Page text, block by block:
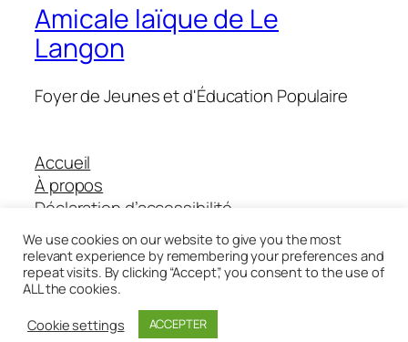
Amicale laïque de Le
Langon
Foyer de Jeunes et d'Éducation Populaire
Accueil
À propos
Déclaration d’accessibilité
Boutique Helloasso
Twenty Twenty-Five
We use cookies on our website to give you the most
relevant experience by remembering your preferences and
repeat visits. By clicking “Accept”, you consent to the use of
ALL the cookies.
Cookie settings
ACCEPTER